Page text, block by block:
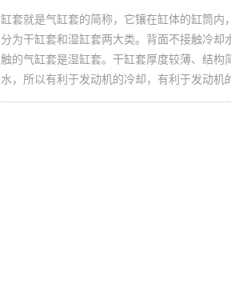
缸套就是气缸套的简称，它镶在缸体的缸筒
分为干缸套和湿缸套两大类。背面不接触冷
触的气缸套是湿缸套。干缸套厚度较薄、结构
水，所以有利于发动机的冷却，有利于发动机